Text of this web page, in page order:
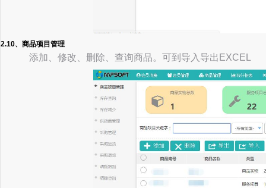
2.10、商品项目管理
添加、修改、删除、查询商品。可到导入导出EXCEL